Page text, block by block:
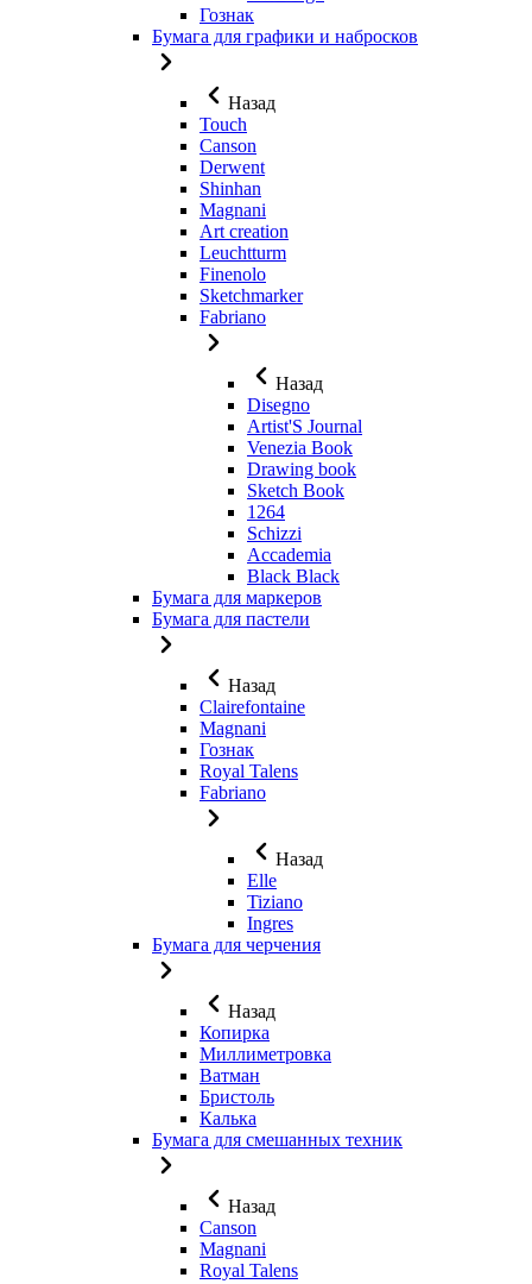
Гознак
Бумага для графики и набросков
Назад
Touch
Canson
Derwent
Shinhan
Magnani
Art creation
Leuchtturm
Finenolo
Sketchmarker
Fabriano
Назад
Disegno
Artist'S Journal
Venezia Book
Drawing book
Sketch Book
1264
Schizzi
Accademia
Black Black
Бумага для маркеров
Бумага для пастели
Назад
Clairefontaine
Magnani
Гознак
Royal Talens
Fabriano
Назад
Elle
Tiziano
Ingres
Бумага для черчения
Назад
Копирка
Миллиметровка
Ватман
Бристоль
Калька
Бумага для смешанных техник
Назад
Canson
Magnani
Royal Talens